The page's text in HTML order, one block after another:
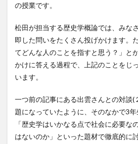
の授業です。
松田が担当する歴史学概論では、みな
即した問いをたくさん投げかけます。
てどんな人のことを指すと思う？」と
かけに答える過程で、上記のことをじ
います。
一つ前の記事にある出雲さんとの対談(
題になっていたように、そのなかで3
「歴史学はいかなる点で社会に必要な
はないのか」といった題材で徹底的に